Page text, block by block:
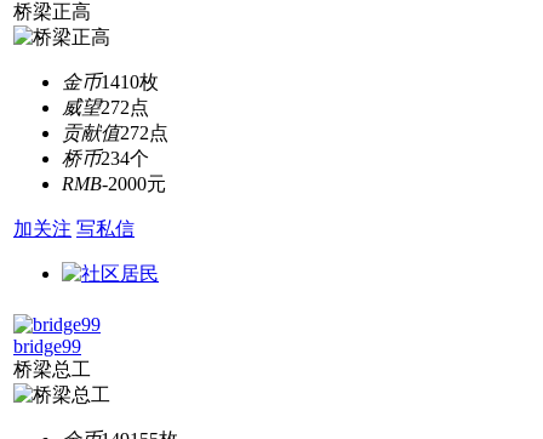
桥梁正高
金币1410枚
威望272点
贡献值272点
桥币234个
RMB-2000元
加关注 写私信
bridge99
桥梁总工